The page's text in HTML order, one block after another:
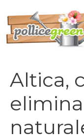
contenuto
Altica,